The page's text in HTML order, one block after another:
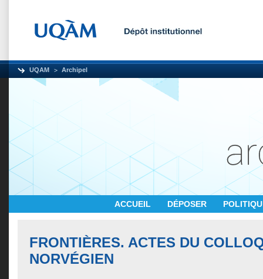
UQAM Archipel
ACCUEIL DÉPOSER
FRONTIÈRES. ACTES DU
NORVÉGIEN